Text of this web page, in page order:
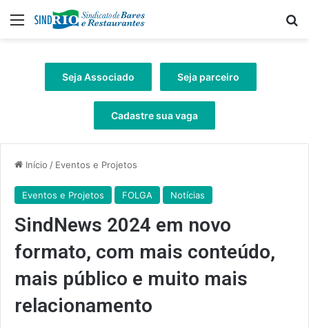
Menu
Seja Associado Seja parceiro
Cadastre sua vaga
Início / Eventos e Projetos
Eventos e Projetos FOLGA Notícias
SindNews 2024 em novo
formato, com mais conteúdo,
mais público e muito mais
relacionamento